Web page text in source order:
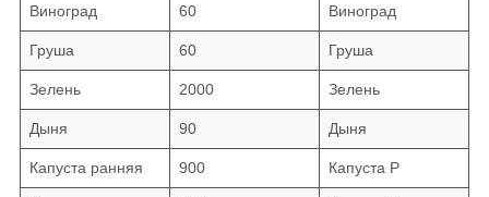
Виноград 60 Виноград
Груша 60 Груша
Зелень 2000 Зелень
Дыня 90 Дыня
Капуста ранняя 900 Капуста Р